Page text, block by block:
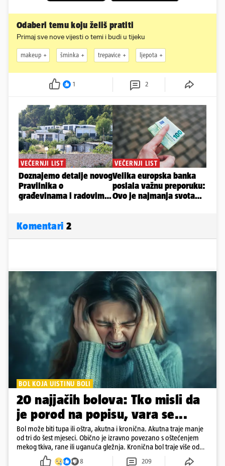
Odaberi temu koju želiš pratiti
Primaj sve nove vijesti o temi i budi u tijeku
makeup šminka trepavice ljepota
1 2
Komentari 2
BOL KOJA UISTINU BOLI
20 najjačih bolova: Tko misli da
je porod na popisu, vara se...
Bol može biti tupa ili oštra, akutna i kronična. Akutna traje manje
od tri do šest mjeseci. Obično je izravno povezano s oštećenjem
mekog tkiva, rane ili uganuća gležnja. Kronična bol traje više od
šest mjeseci
8 209